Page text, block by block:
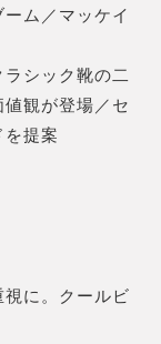
ム／マッケイ
シック靴の二
観が登場／セ
提案
視に。クールビ